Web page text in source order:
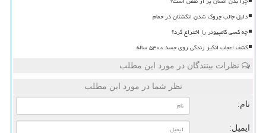
دلیل جالب چروک شدن انگشتان در حمام
چه کسی کامپیوتر را اختراع کرد؟
کشف اعجاب انگیز زندگی روی جسد ۵۳۰۰ ساله
نظرات بینندگان در مورد این مطلب
نظر شما در مورد این مطلب
نام:
ایمیل: